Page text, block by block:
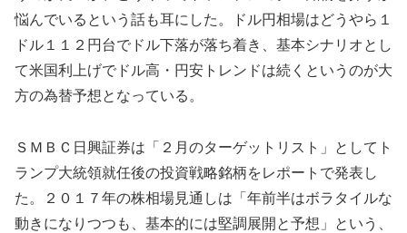
悩んでいるという話も耳にした。ドル円相場はどうやら１
ドル１１２円台でドル下落が落ち着き、基本シナリオとし
て米国利上げでドル高・円安トレンドは続くというのが大
方の為替予想となっている。
ＳＭＢＣ日興証券は「２月のターゲットリスト」としてト
ランプ大統領就任後の投資戦略銘柄をレポートで発表し
た。２０１７年の株相場見通しは「年前半はボラタイルな
動きになりつつも、基本的には堅調展開と予想」という、